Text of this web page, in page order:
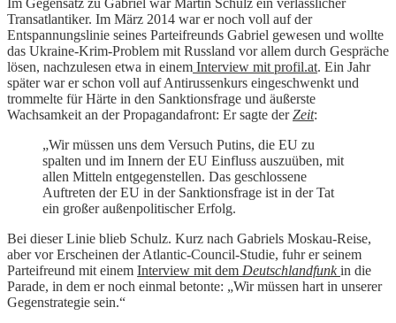
Transatlantiker. Im März 2014 war er noch voll auf der
Entspannungslinie seines Parteifreunds Gabriel gewesen und wollte
das Ukraine-Krim-Problem mit Russland vor allem durch Gespräche
lösen, nachzulesen etwa in einem Interview mit profil.at. Ein Jahr
später war er schon voll auf Antirussenkurs eingeschwenkt und
trommelte für Härte in den Sanktionsfrage und äußerste
Wachsamkeit an der Propagandafront: Er sagte derZeit:
„Wir müssen uns dem Versuch Putins, die EU zu
spalten und im Innern der EU Einfluss auszuüben, mit
allen Mitteln entgegenstellen. Das geschlossene
Auftreten der EU in der Sanktionsfrage ist in der Tat
ein großer außenpolitischer Erfolg.
Bei dieser Linie blieb Schulz. Kurz nach Gabriels Moskau-Reise,
aber vor Erscheinen der Atlantic-Council-Studie, fuhr er seinem
Parteifreund mit einem Interview mit dem Deutschlandfunk in die
Parade, in dem er noch einmal betonte: „Wir müssen hart in unserer
Gegenstrategie sein.“